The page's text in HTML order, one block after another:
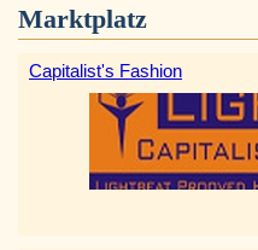
Marktplatz
Capitalist's Fashion